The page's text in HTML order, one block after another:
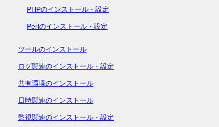
PHPのインストール・設定
Perlのインストール・設定
ツールのインストール
ログ関連のインストール・設定
共有環境のインストール
日時関連のインストール
監視関連のインストール・設定